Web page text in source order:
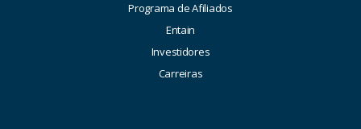
Programa de Afiliados
Entain
Investidores
Carreiras